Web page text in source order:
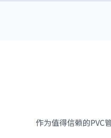
作为值得信赖的